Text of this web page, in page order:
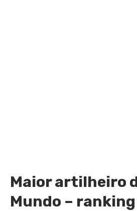
Maior artilheiro
Mundo –